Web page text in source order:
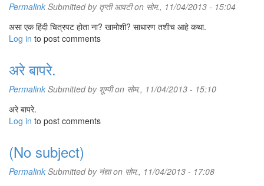
Permalink Submitted by तृप्ती आवटीon सोम., 11/04/2013 - 15:04
असा एक हिंदी चित्रपट होता ना? खामोशी? साधारण तशीच आहे कथा.
Log in to post comments
अरे बापरे.
Permalink Submitted by शूम्पीon सोम., 11/04/2013 - 15:10
अरे बापरे.
Log in to post comments
(No subject)
Permalink Submitted by नंद्याon सोम., 11/04/2013 - 17:08